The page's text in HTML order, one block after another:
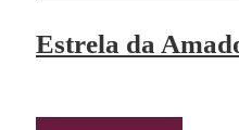
Estrela da